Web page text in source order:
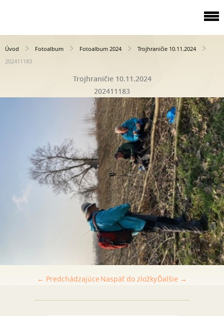
Úvod Fotoalbum Fotoalbum 2024
Trojhraničie 10.11.2024
202411183
Trojhraničie 10.11.2024
202411183
← Predchádzajúce Ďalšie →
Naspäť do zložky